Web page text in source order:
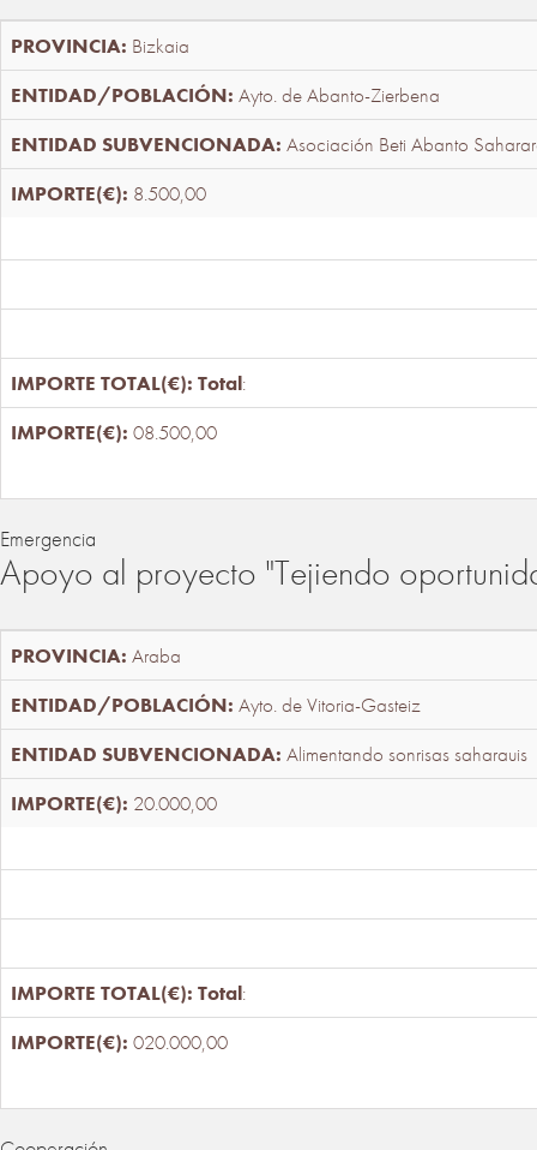
Bizkaia
Ayto. de Abanto-Zierbena
Asociación Beti Abanto
8.500,00
Total:
08.500,00
Emergencia
Apoyo al proyecto "Tejiendo
Araba
Ayto. de Vitoria-Gasteiz
Alimentando sonrisas saharauis
20.000,00
Total:
020.000,00